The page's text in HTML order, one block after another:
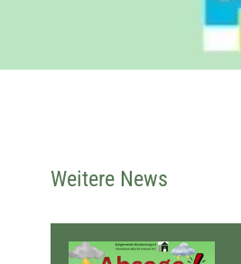
Weitere News